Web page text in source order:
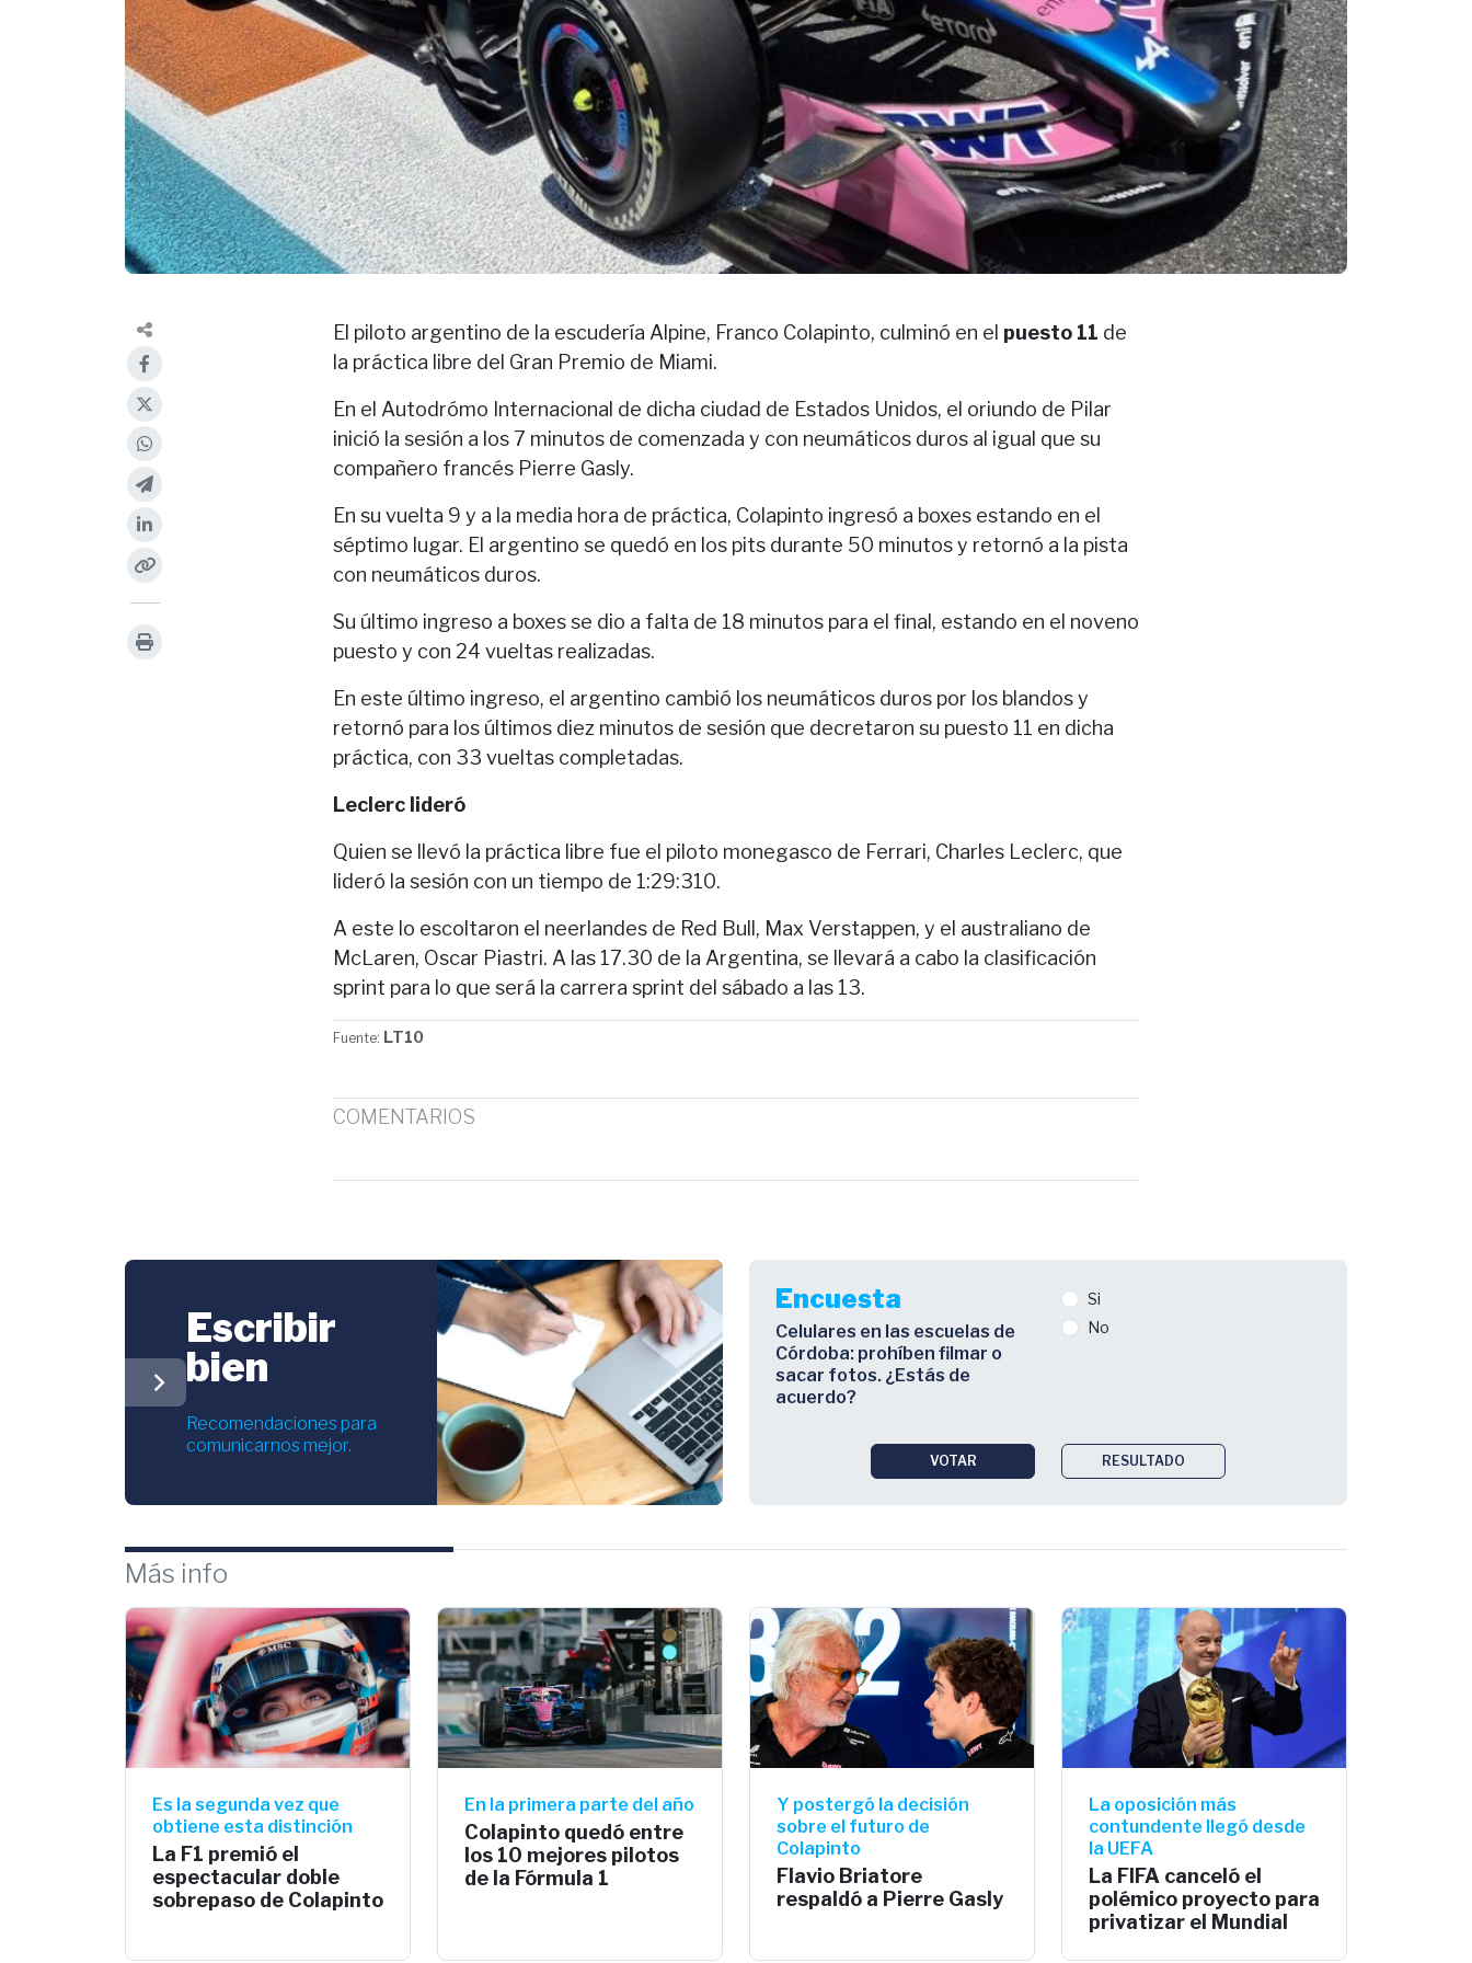
El piloto argentino de la escudería Alpine, Franco Colapinto, culminó en el puesto 11 de
la práctica libre del Gran Premio de Miami.
En el Autodrómo Internacional de dicha ciudad de Estados Unidos, el oriundo de Pilar
inició la sesión a los 7 minutos de comenzada y con neumáticos duros al igual que su
compañero francés Pierre Gasly.
En su vuelta 9 y a la media hora de práctica, Colapinto ingresó a boxes estando en el
séptimo lugar. El argentino se quedó en los pits durante 50 minutos y retornó a la pista
con neumáticos duros.
Su último ingreso a boxes se dio a falta de 18 minutos para el final, estando en el noveno
puesto y con 24 vueltas realizadas.
En este último ingreso, el argentino cambió los neumáticos duros por los blandos y
retornó para los últimos diez minutos de sesión que decretaron su puesto 11 en dicha
práctica, con 33 vueltas completadas.
Leclerc lideró
Quien se llevó la práctica libre fue el piloto monegasco de Ferrari, Charles Leclerc, que
lideró la sesión con un tiempo de 1:29:310.
A este lo escoltaron el neerlandes de Red Bull, Max Verstappen, y el australiano de
McLaren, Oscar Piastri. A las 17.30 de la Argentina, se llevará a cabo la clasificación
sprint para lo que será la carrera sprint del sábado a las 13.
Fuente: LT10
COMENTARIOS
chevron_right
Escribir
bien
Recomendaciones para
comunicarnos mejor.
Encuesta
Celulares en las escuelas de
Córdoba: prohíben filmar o
sacar fotos. ¿Estás de
acuerdo?
Si
No
VOTAR RESULTADO
Más info
Es la segunda vez que
obtiene esta distinción
La F1 premió el
espectacular doble
sobrepaso de Colapinto
En la primera parte del año
Colapinto quedó entre
los 10 mejores pilotos
de la Fórmula 1
Y postergó la decisión
sobre el futuro de
Colapinto
Flavio Briatore
respaldó a Pierre Gasly
La oposición más
contundente llegó desde
la UEFA
La FIFA canceló el
polémico proyecto para
privatizar el Mundial